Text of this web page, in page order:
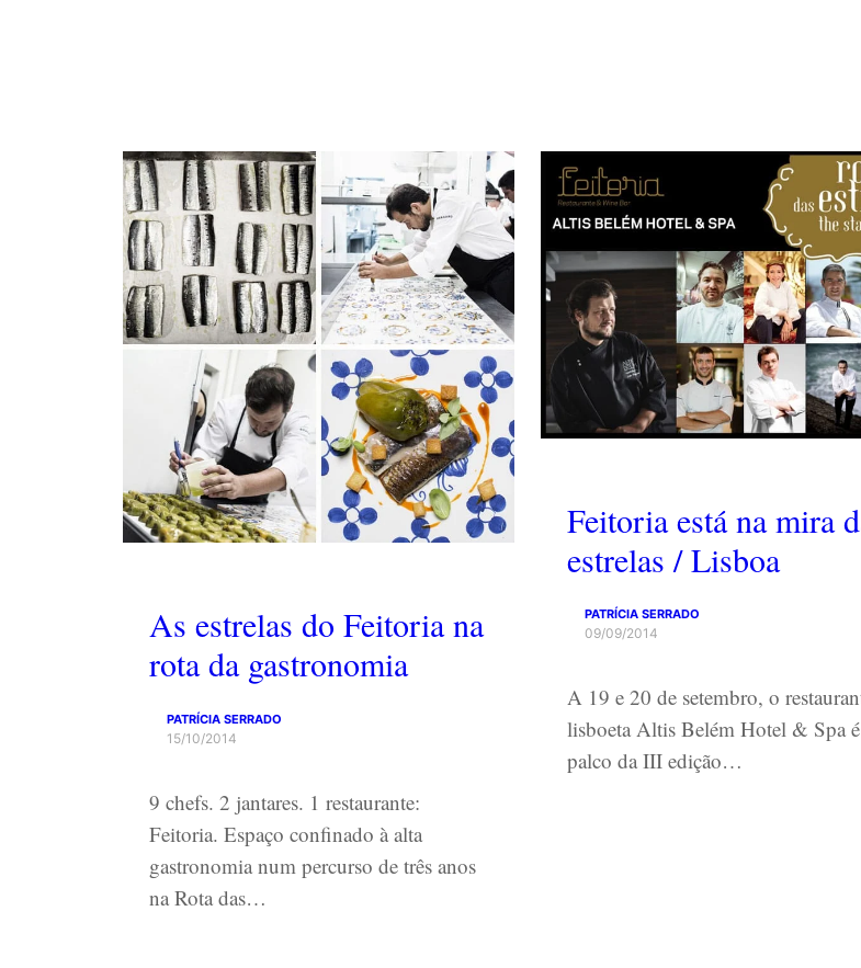
As estrelas do Feitoria na
rota da gastronomia
PATRÍCIA SERRADO
15/10/2014
9 chefs. 2 jantares. 1 restaurante:
Feitoria. Espaço confinado à alta
gastronomia num percurso de três anos
na Rota das…
Feitoria está na mira
estrelas / Lisboa
PATRÍCIA SERRADO
09/09/2014
A 19 e 20 de setembro, o
lisboeta Altis Belém Hotel & Spa é
palco da III edição…